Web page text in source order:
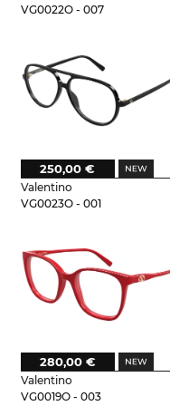
VG0022O - 007
Valentino
VG0023O - 001
250,00 €
Valentino
VG0019O - 003
280,00 €